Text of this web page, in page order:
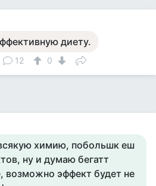
диету.
12 0
химию, побольшк еш
ну и думаю бегатт
возможно эффект будет не